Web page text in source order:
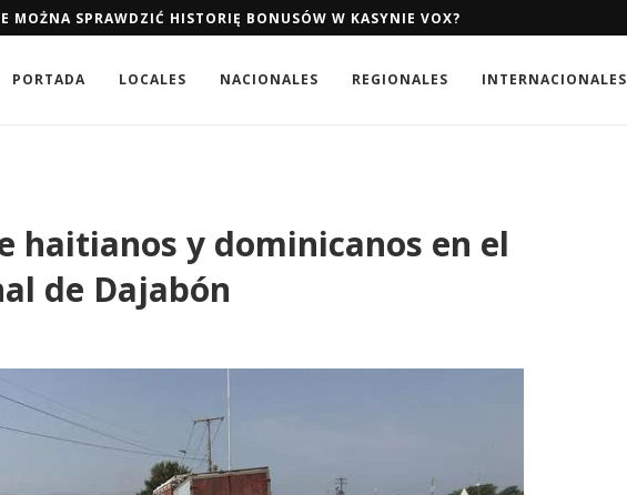
MOŻNA SPRAWDZIĆ HISTORIĘ BONUSÓW W KASYNIE VOX?
PORTADA LOCALES NACIONALES REGIONALES INTERNACIONALES
haitianos y dominicanos en el
de Dajabón